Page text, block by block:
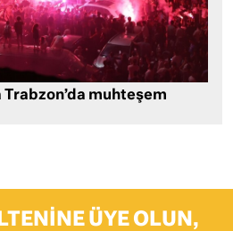
Trabzon’da muhteşem
ÜYE OLUN,